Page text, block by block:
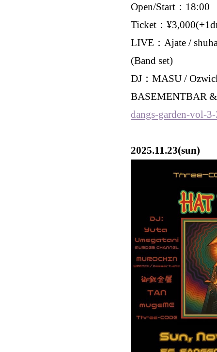
Open/Start：18:00
Ticket：
LIVE：Ajate /
(Band set)
DJ：MASU /
BASEMENTBAR
dangs-garden-vol-
2025.11.23(sun)